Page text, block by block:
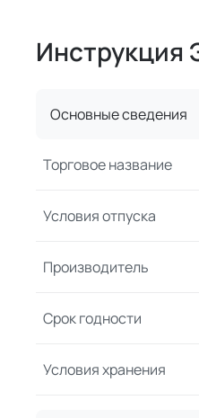
Инструкция
Основные сведения
Торговое название
Условия отпуска
Производитель
Срок годности
Условия хранения